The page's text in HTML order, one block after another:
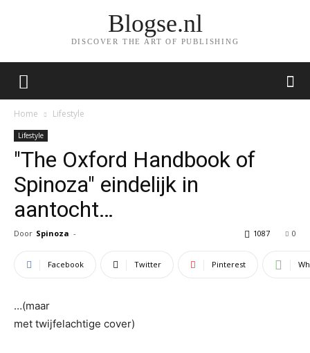
Blogse.nl
DISCOVER THE ART OF PUBLISHING
Home Lifestyle
Lifestyle
"The Oxford Handbook of
Spinoza" eindelijk in
aantocht…
Door Spinoza - 0
1087
Facebook Twitter Pinterest
…(maar
met twijfelachtige cover)